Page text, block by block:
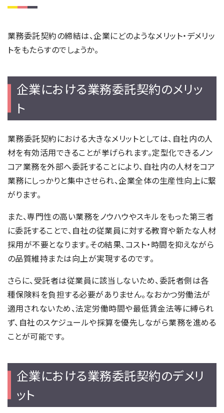
業務委託契約の締結は、企業にどのようなメリット・デメリッ
トをもたらすのでしょうか。
企業における業務委託契約のメリッ
ト
業務委託契約における大きなメリットとしては、自社内の人
材を有効活用できることが挙げられます。定型化できるノン
コア業務を外部へ委託することにより、自社内の人材をコア
業務にしっかりと集中させられ、企業全体の生産性向上に繋
がります。
また、専門性の高い業務をノウハウやスキルをもった第三者
に委託することで、自社の従業員に対する教育や新たな人材
採用が不要となります。その結果、コスト・時間を抑えながら
の品質維持または向上が実現するのです。
さらに、受託者は従業員に該当しないため、委託者側は各
種保険料を負担する必要がありません。なおかつ労働法が
適用されないため、法定労働時間や最低賃金法等に縛られ
ず、自社のスケジュールや採算を優先しながら業務を進める
ことが可能です。
企業における業務委託契約のデメリ
ット